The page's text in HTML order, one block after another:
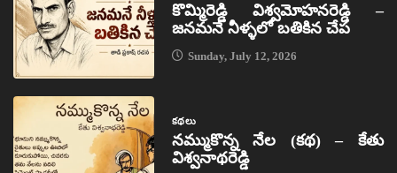
కొమ్మిరెడ్డి విశ్వమోహనరెడ్డి –
జనమనే నీళ్ళలో బతికిన చేప
Sunday, July 12, 2026
కథలు
నమ్ముకొన్న నేల (కథ) – కేతు
విశ్వనాథరెడ్డి